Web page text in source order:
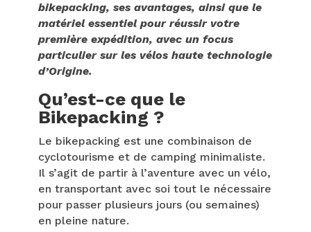
bikepacking, ses avantages, ainsi que le
matériel essentiel pour réussir votre
première expédition, avec un focus
particulier sur les vélos haute technologie
d’Origine.
Qu’est-ce que le
Bikepacking ?
Le bikepacking est une combinaison de
cyclotourisme et de camping minimaliste.
Il s’agit de partir à l’aventure avec un vélo,
en transportant avec soi tout le nécessaire
pour passer plusieurs jours (ou semaines)
en pleine nature.